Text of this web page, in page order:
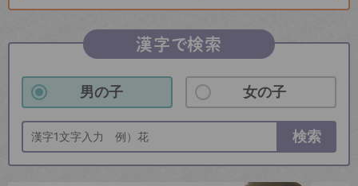
漢字で検索
男の子 女の子
検索